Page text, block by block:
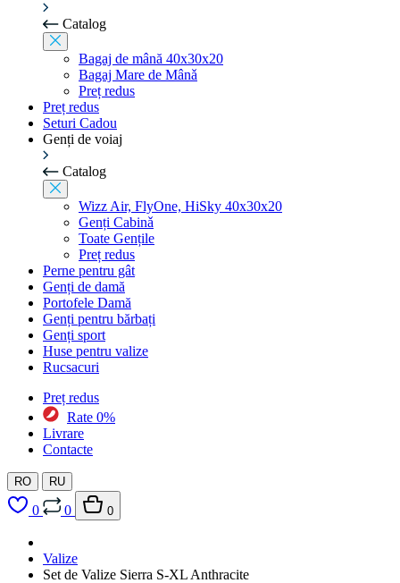
Catalog
Bagaj de mână 40x30x20
Bagaj Mare de Mânǎ
Preț redus
Preț redus
Seturi Cadou
Genți de voiaj
Catalog
Wizz Air, FlyOne, HiSky 40x30x20
Genți Cabinǎ
Toate Gențile
Preț redus
Perne pentru gât
Genți de damă
Portofele Damă
Genți pentru bărbați
Genți sport
Huse pentru valize
Rucsacuri
Preț redus
Rate 0%
Livrare
Contacte
RO RU
0 0 0
Valize
Set de Valize Sierra S-XL Anthracite